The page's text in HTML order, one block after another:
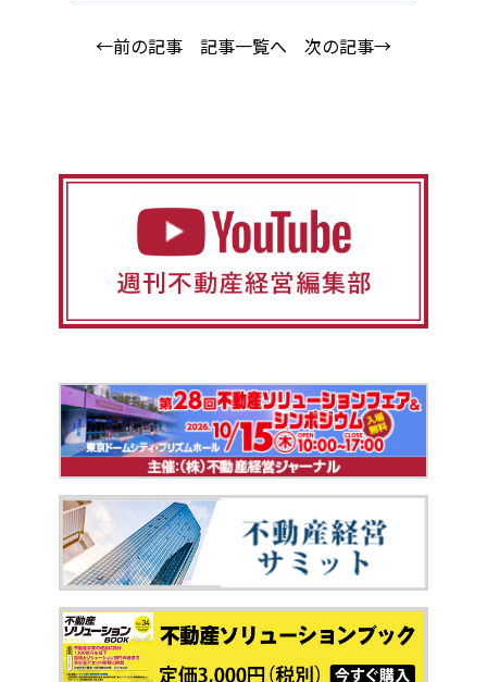
←前の記事 記事一覧へ 次の記事→